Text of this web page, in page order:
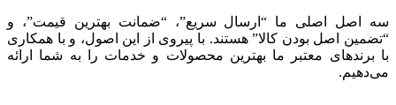
سه اصل اصلی ما “ارسال سریع”، “ضمانت بهترین قیمت”، و
“تضمین اصل بودن کالا” هستند. با پیروی از این اصول، و با همکاری
با برندهای معتبر ما بهترین محصولات و خدمات را به شما ارائه
می‌دهیم.